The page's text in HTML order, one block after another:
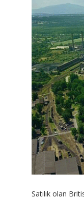
Satılık olan